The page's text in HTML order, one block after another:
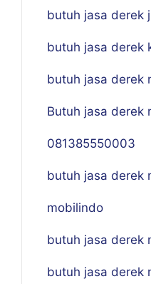
butuh jasa derek
butuh jasa derek
butuh jasa derek
Butuh jasa derek
081385550003
butuh jasa derek
mobilindo
butuh jasa derek
butuh jasa derek